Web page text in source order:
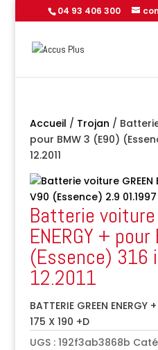
04 93 406 300
Accueil / Trojan / Batterie
pour BMW 3 (E90)
12.2011
Batterie voiture
ENERGY +
(Essence) 316
12.2011
BATTERIE GREEN
175 X 190 +D
UGS : 192f3ab3868b